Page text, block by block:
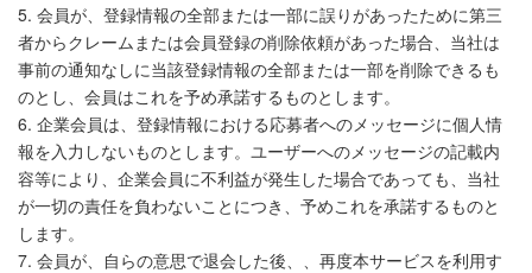
5. 会員が、登録情報の全部または一部に誤りがあったために第三
者からクレームまたは会員登録の削除依頼があった場合、当社は
事前の通知なしに当該登録情報の全部または一部を削除できるも
のとし、会員はこれを予め承諾するものとします。
6. 企業会員は、登録情報における応募者へのメッセージに個人情
報を入力しないものとします。ユーザーへのメッセージの記載内
容等により、企業会員に不利益が発生した場合であっても、当社
が一切の責任を負わないことにつき、予めこれを承諾するものと
します。
7. 会員が、自らの意思で退会した後、、再度本サービスを利用す